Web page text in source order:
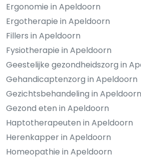
Ergonomie in Apeldoorn
Ergotherapie in Apeldoorn
Fillers in Apeldoorn
Fysiotherapie in Apeldoorn
Geestelijke gezondheidszorg in
Gehandicaptenzorg in Apeldoorn
Gezichtsbehandeling in Apeldoorn
Gezond eten in Apeldoorn
Haptotherapeuten in Apeldoorn
Herenkapper in Apeldoorn
Homeopathie in Apeldoorn